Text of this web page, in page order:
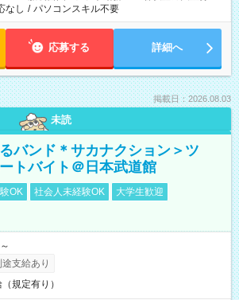
なし / パソコンスキル不要
応募する 詳細へ
掲載日：2026.08.03
未読
バンド＊サカナクション＞ツ
トバイト＠日本武道館
OK 社会人未経験OK
大学生歓迎
支給あり
規定有り）